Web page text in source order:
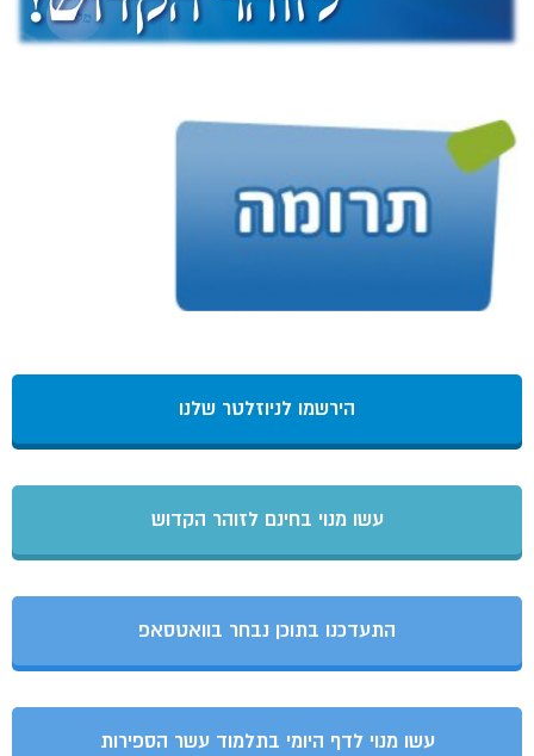
הירשמו לניוזלטר שלנו
עשו מנוי בחינם לזוהר הקדוש
התעדכנו בתוכן נבחר בוואטסאפ
עשו מנוי לדף היומי בתלמוד עשר הספירות